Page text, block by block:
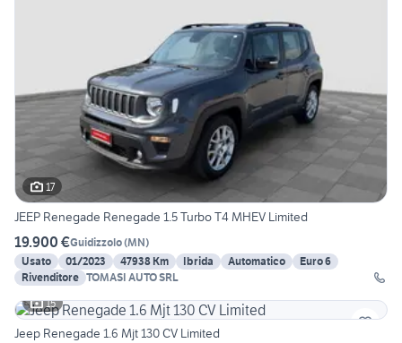
17
JEEP Renegade Renegade 1.5 Turbo T4 MHEV Limited
19.900 €Guidizzolo(MN)
Usato
01/2023 47938 Km Ibrida Automatico
Euro 6
Rivenditore TOMASI AUTO SRL
15
Jeep Renegade 1.6 Mjt 130 CV Limited